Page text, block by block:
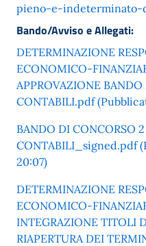
pieno-e-
Bando/Avviso e Allegati:
DETERMINAZIONE
ECONOMICO-
APPROVAZIONE
CONTABILI.pdf
BANDO DI CONCORSO
CONTABILI_signed.pdf
20:07)
DETERMINAZIONE
ECONOMICO-
INTEGRAZIONE TITOLI
RIAPERTURA DEI